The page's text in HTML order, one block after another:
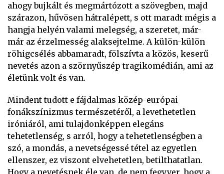
ahogy bujkált és megmártózott a szövegben, majd
szárazon, hűvösen hátralépett, s ott maradt mégis a
hangja helyén valami melegség, a szeretet, már-
már az érzelmesség alaksejtelme. A külön-külön
röhigcsélés abbamaradt, fölszívta a közös, keserű
nevetés azon a szörnyűszép tragikomédián, ami az
életünk volt és van.
Mindent tudott e fájdalmas közép-európai
fonákszínizmus természetéről, a levethetetlen
iróniáról, ami tulajdonképpen elegáns
tehetetlenség, s arról, hogy a tehetetlenségben a
szó, a mondás, a nevetségessé tétel az egyetlen
ellenszer, ez viszont elvehetetlen, betilthatatlan.